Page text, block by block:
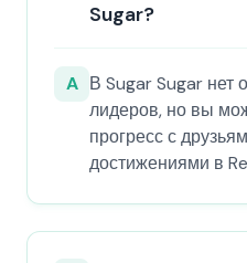
Sugar?
A В Sugar Sugar нет
лидеров, но вы
прогресс с
достижениями в